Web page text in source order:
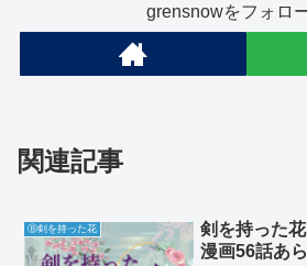
grensnowをフォロ
関連記事
Ⓑ剣を持った花
剣を持った
漫画56話あ